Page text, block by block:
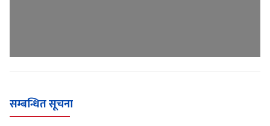
सम्बन्धित सूचना